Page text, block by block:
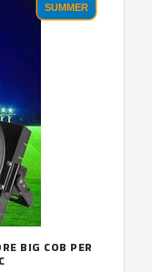
SUMMER
BIG COB PER